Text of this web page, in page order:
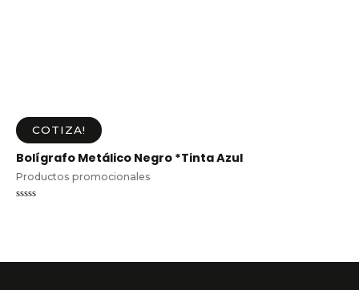
COTIZA!
Bolígrafo Metálico Negro *Tinta Azul
Productos promocionales